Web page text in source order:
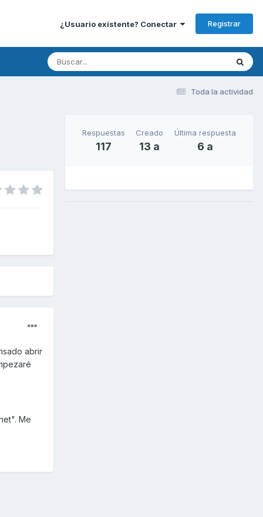
¿Usuario existente? Conectar Registrar
Toda la actividad
abrir
Me
Respuestas
117
Creado
13 a
Última respuesta
6 a